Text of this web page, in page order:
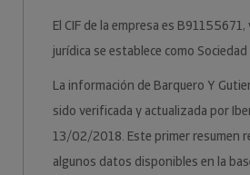
El CIF de la empresa es
jurídica se establece como
La información de Barquero Y
sido verificada y actualizada por
13/02/2018. Este primer resumen
algunos datos disponibles en la